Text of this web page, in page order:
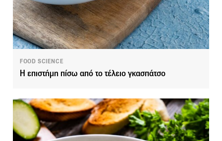
FOOD SCIENCE
Η επιστήμη πίσω από το τέλειο γκασπάτσο